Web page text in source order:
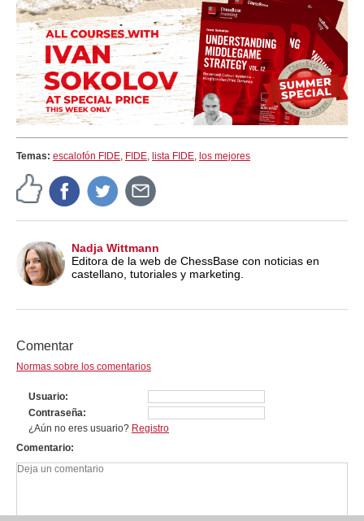
Temas: escalofón FIDE, FIDE, lista FIDE, los mejores
Nadja Wittmann
Editora de la web de ChessBase con noticias en
castellano, tutoriales y marketing.
Comentar
Normas sobre los comentarios
Usuario
Contraseña
¿Aún no eres usuario? Registro
Comentario